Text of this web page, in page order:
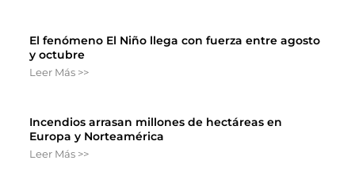
El fenómeno El Niño llega con fuerza entre agosto
y octubre
Leer Más >>
Incendios arrasan millones de hectáreas en
Europa y Norteamérica
Leer Más >>